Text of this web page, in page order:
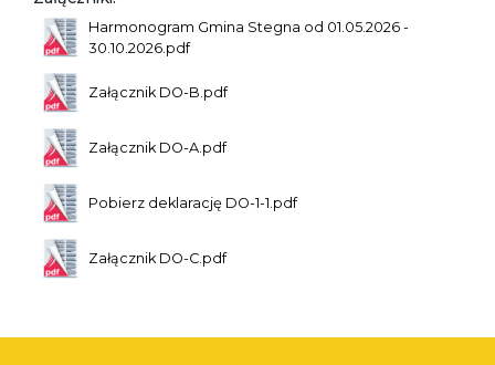
Harmonogram Gmina Stegna od 01.05.2026 -
30.10.2026.pdf
Załącznik DO-B.pdf
Załącznik DO-A.pdf
Pobierz deklarację DO-1-1.pdf
Załącznik DO-C.pdf